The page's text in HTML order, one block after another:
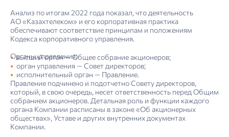
Анализ по итогам 2022 года показал, что деятельность
АО «Казахтелеком» и его корпоративная практика
обеспечивают соответствие принципам и положениям
Кодекса корпоративного управления.
Органы управления:
высший орган — Общее собрание акционеров;
орган управления — Совет директоров;
исполнительный орган — Правление.
Правление подчинено и подотчетно Совету директоров,
который, в свою очередь, несет ответственность перед Общим
собранием акционеров. Детальная роль и функции каждого
органа Компании расписаны в законе «Об акционерных
обществах», Уставе и других внутренних документах
Компании.